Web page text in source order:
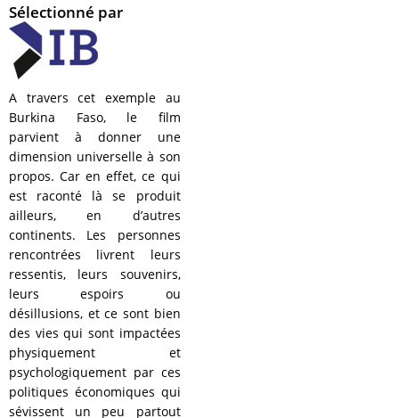
Sélectionné par
A travers cet exemple au
Burkina Faso, le film
parvient à donner une
dimension universelle à son
propos. Car en effet, ce qui
est raconté là se produit
ailleurs, en d’autres
continents. Les personnes
rencontrées livrent leurs
ressentis, leurs souvenirs,
leurs espoirs ou
désillusions, et ce sont bien
des vies qui sont impactées
physiquement et
psychologiquement par ces
politiques économiques qui
sévissent un peu partout